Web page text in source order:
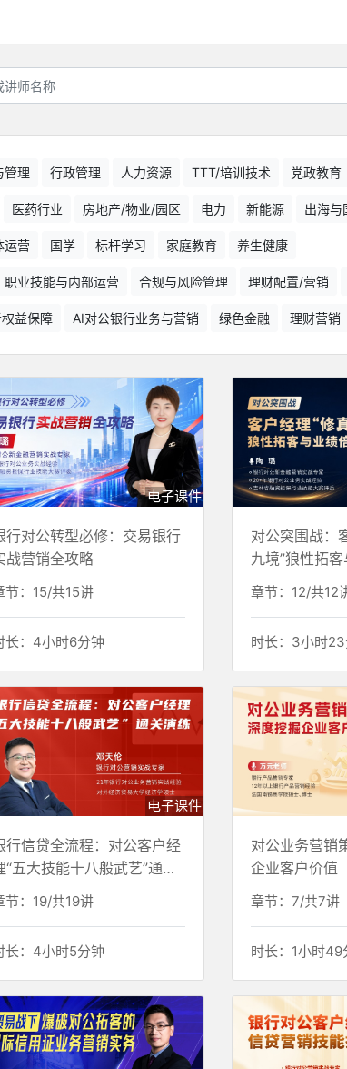
管理 行政管理 人力资源 TTT/培训技术 党政教育
医药行业 房地产/物业/园区 电力 新能源 出海与
运营 国学 标杆学习 家庭教育 养生健康
职业技能与内部运营 合规与风险管理 理财配置/营销
益保障 AI对公银行业务与营销 绿色金融 理财营销
电子课件
行对公转型必修：交易银行
战营销全攻略
节：15/共15讲
长：4小时6分钟
对公突围战：
九境”狼性拓
战
章节：12/共12
时长：3小时
电子课件
行信贷全流程：对公客户经
“五大技能十八般武艺”通关
练
节：19/共19讲
长：4小时5分钟
对公业务营销
企业客户价值
章节：7/共7讲
时长：1小时49